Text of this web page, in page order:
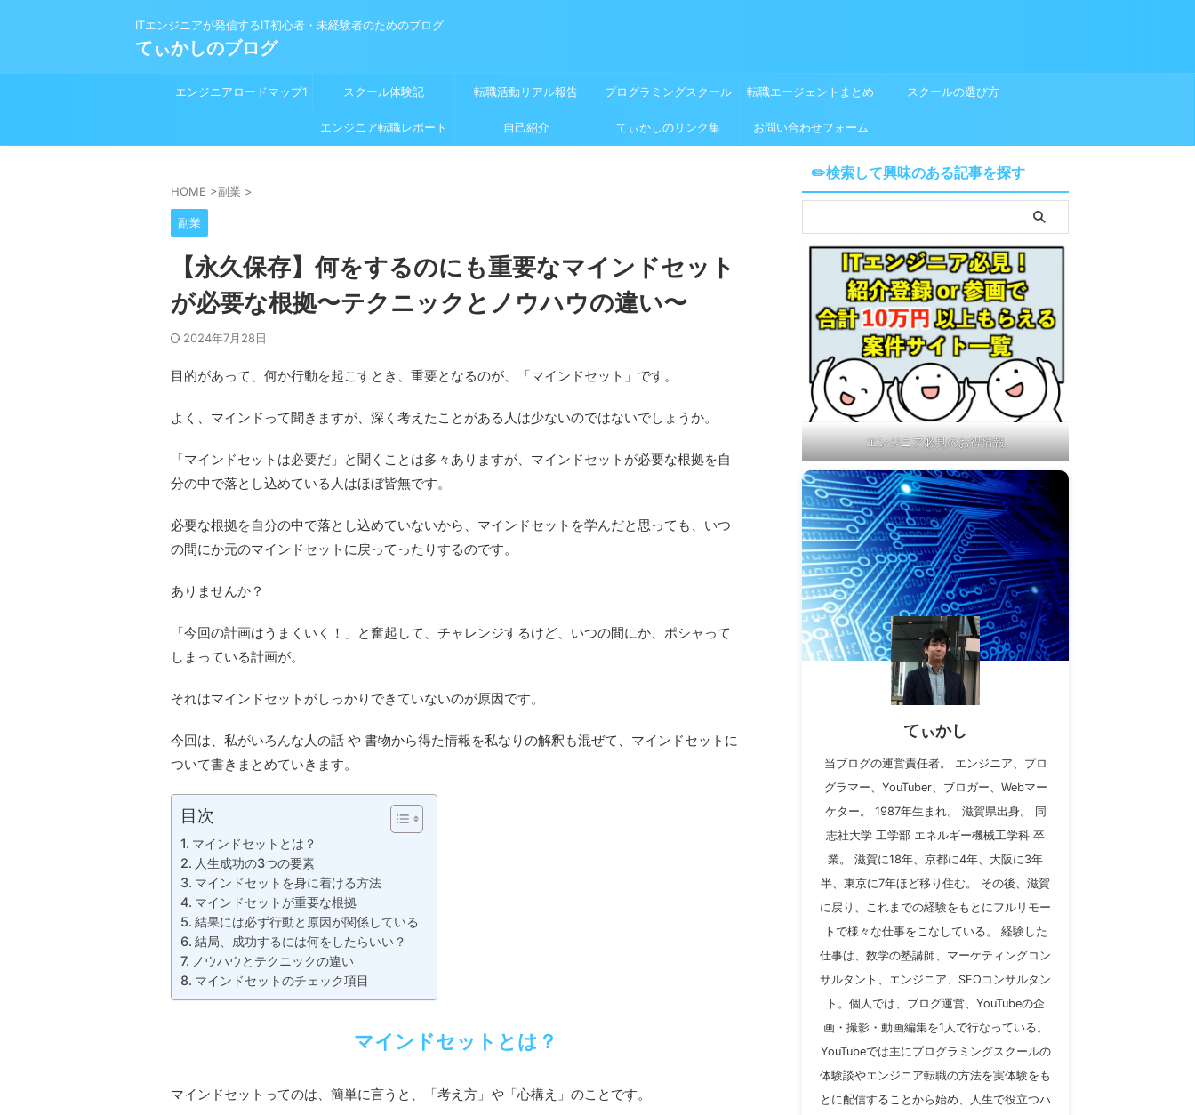
ITエンジニアが発信するIT初心者・未経験者のためのブログ
てぃかしのブログ
エンジニアロードマップ1 スクール体験記 転職活動リアル報告 プログラミングスクール 転職エージェントまとめ スクールの選び方
エンジニア転職レポート 自己紹介 てぃかしのリンク集 お問い合わせフォーム
HOME >副業 >
副業
【永久保存】何をするのにも重要なマインドセット
が必要な根拠〜テクニックとノウハウの違い〜
2024年7月28日
目的があって、何か行動を起こすとき、重要となるのが、「マインドセット」です。
よく、マインドって聞きますが、深く考えたことがある人は少ないのではないでしょうか。
「マインドセットは必要だ」と聞くことは多々ありますが、マインドセットが必要な根拠を自
分の中で落とし込めている人はほぼ皆無です。
必要な根拠を自分の中で落とし込めていないから、マインドセットを学んだと思っても、いつ
の間にか元のマインドセットに戻ってったりするのです。
ありませんか？
「今回の計画はうまくいく！」と奮起して、チャレンジするけど、いつの間にか、ポシャって
しまっている計画が。
それはマインドセットがしっかりできていないのが原因です。
今回は、私がいろんな人の話 や 書物から得た情報を私なりの解釈も混ぜて、マインドセットに
ついて書きまとめていきます。
目次
マインドセットとは？
人生成功の3つの要素
マインドセットを身に着ける方法
マインドセットが重要な根拠
結果には必ず行動と原因が関係している
結局、成功するには何をしたらいい？
ノウハウとテクニックの違い
マインドセットのチェック項目
マインドセットとは？
マインドセットってのは、簡単に言うと、「考え方」や「心構え」のことです。
✏️検索して興味のある記事を探す
エンジニア必見のお得情報
てぃかし
当ブログの運営責任者。 エンジニア、プロ
グラマー、YouTuber、ブロガー、Webマー
ケター。 1987年生まれ。 滋賀県出身。 同
志社大学 工学部 エネルギー機械工学科 卒
業。 滋賀に18年、京都に4年、大阪に3年
半、東京に7年ほど移り住む。 その後、滋賀
に戻り、これまでの経験をもとにフルリモー
トで様々な仕事をこなしている。 経験した
仕事は、数学の塾講師、マーケティングコン
サルタント、エンジニア、SEOコンサルタン
ト。個人では、ブログ運営、YouTubeの企
画・撮影・動画編集を1人で行なっている。
YouTubeでは主にプログラミングスクールの
体験談やエンジニア転職の方法を実体験をも
とに配信することから始め、人生で役立つハ